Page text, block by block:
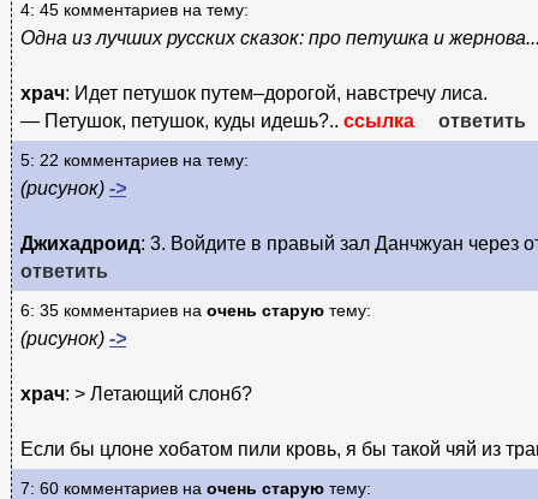
4: 45 комментариев на тему:
Одна из лучших русских сказок: про петушка и
храч: Идет петушок путем–дорогой, навстречу лиса.
— Петушок, петушок, куды идешь?.. ссылка ответить
5: 22 комментариев на тему:
(рисунок) ->
Джихадроид: 3. Войдите в правый зал Данчжуан через
ответить
6: 35 комментариев на очень старую тему:
(рисунок) ->
храч: > Летающий слонб?
Если бы цлоне хобатом пили кровь, я бы такой чяй из
7: 60 комментариев на очень старую тему: